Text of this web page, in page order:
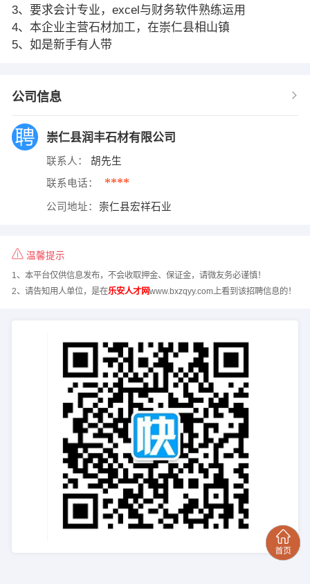
3、要求会计专业，excel与财务软件熟练运用
4、本企业主营石材加工，在崇仁县相山镇
5、如是新手有人带
公司信息
崇仁县润丰石材有限公司
联系人： 胡先生
联系电话： ****
公司地址： 崇仁县宏祥石业
温馨提示
1、本平台仅供信息发布，不会收取押金、保证金，请微友务必谨慎！
2、请告知用人单位，是在乐安人才网www.bxzqyy.com上看到该招聘信息的！